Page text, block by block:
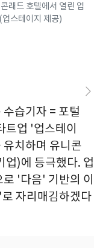
래드 호텔에서 열린 업
스테이지 제공)
습기자 = 포털
업 '업스테이
치하며 유니콘
업)에 등극했다. 업
'다음' 기반의 이
자리매김하겠다